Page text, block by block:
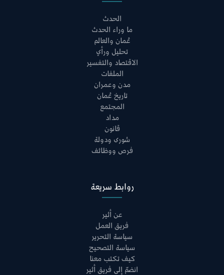
الحدث
ما وراء الحدث
عُمان والعالم
تحليل ورأي
الاقتصاد والتفسير
الملفات
مدن وعمران
تاريخ عُمان
المجتمع
مداد
قانون
شورى ودولة
فرص ووظائف
روابط سريعة
عن أثير
فريق العمل
سياسة التحرير
سياسة التصحيح
كيف تكتب معنا
انضمّ إلى فريق أثير